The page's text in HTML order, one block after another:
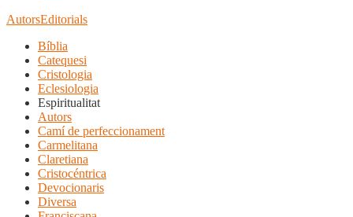
AutorsEditorials
Bíblia
Catequesi
Cristologia
Eclesiologia
Espiritualitat
Autors
Camí de perfeccionament
Carmelitana
Claretiana
Cristocéntrica
Devocionaris
Diversa